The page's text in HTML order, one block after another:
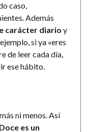
caso,
Además
carácter diario y
si ya «eres
de leer cada día,
ese hábito.
ni menos. Así
Doce es un